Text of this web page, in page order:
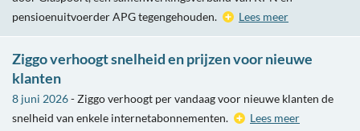
pensioenuitvoerder APG tegengehouden.
Lees meer
Ziggo verhoogt snelheid en prijzen voor nieuwe
klanten
8 juni 2026- Ziggo verhoogt per vandaag voor nieuwe klanten de
snelheid van enkele internetabonnementen.
Lees meer